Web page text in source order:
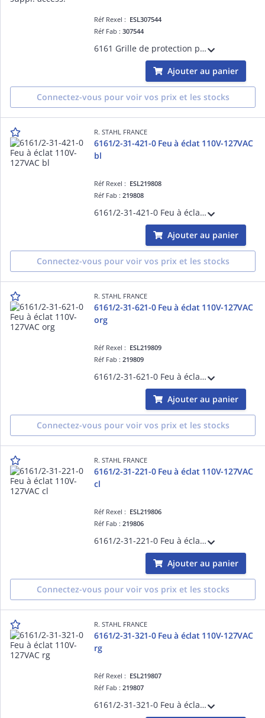
Réf Rexel : ESL307544
Réf Fab :307544
6161 Grille de protection p.joint suppl. access.
Ajouter au panier
Connectez-vous pour voir vos prix et les stocks
R. STAHL FRANCE
6161/2-31-421-0 Feu à éclat 110V-127VAC
bl
Réf Rexel : ESL219808
Réf Fab :219808
6161/2-31-421-0 Feu à éclat 110V-127VAC bl
Ajouter au panier
Connectez-vous pour voir vos prix et les stocks
R. STAHL FRANCE
6161/2-31-621-0 Feu à éclat 110V-127VAC
org
Réf Rexel : ESL219809
Réf Fab :219809
6161/2-31-621-0 Feu à éclat 110V-127VAC org
Ajouter au panier
Connectez-vous pour voir vos prix et les stocks
R. STAHL FRANCE
6161/2-31-221-0 Feu à éclat 110V-127VAC
cl
Réf Rexel : ESL219806
Réf Fab :219806
6161/2-31-221-0 Feu à éclat 110V-127VAC cl
Ajouter au panier
Connectez-vous pour voir vos prix et les stocks
R. STAHL FRANCE
6161/2-31-321-0 Feu à éclat 110V-127VAC
rg
Réf Rexel : ESL219807
Réf Fab :219807
6161/2-31-321-0 Feu à éclat 110V-127VAC rg